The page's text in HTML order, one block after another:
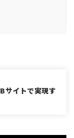
が可能
・注意事項
サイトで実現す